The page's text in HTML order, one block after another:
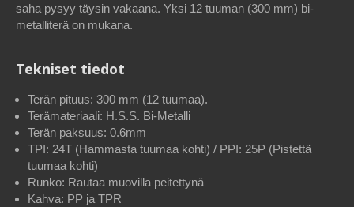
saha pysyy täysin vakaana. Yksi 12 tuuman (300 mm) bi-
metalliterä on mukana.
Tekniset tiedot
Terän pituus: 300 mm (12 tuumaa).
Terämateriaali: H.S.S. Bi-Metalli
Terän paksuus: 0.6mm
TPI: 24T (Hammasta tuumaa kohti) / PPI: 25P (Pistettä
tuumaa kohti)
Runko: Rautaa muovilla peitettynä
Kahva: PP ja TPR